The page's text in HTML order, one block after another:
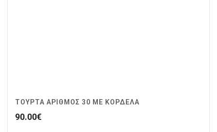
ΤΟΥΡΤΑ ΑΡΙΘΜΟΣ 30 ΜΕ ΚΟΡΔΕΛΑ
90.00€